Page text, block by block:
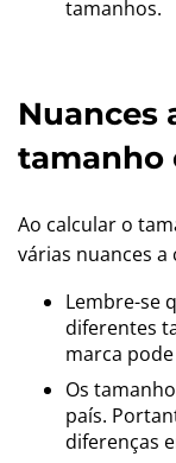
tamanhos.
Nuances
tamanho
Ao calcular o
várias nuances a
Lembre-se
diferentes
marca
Os
país.
diferenças